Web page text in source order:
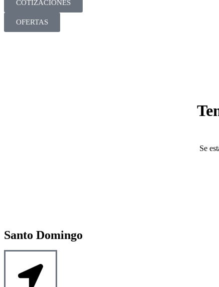
COTIZACIONES
OFERTAS
Se
Santo Domingo